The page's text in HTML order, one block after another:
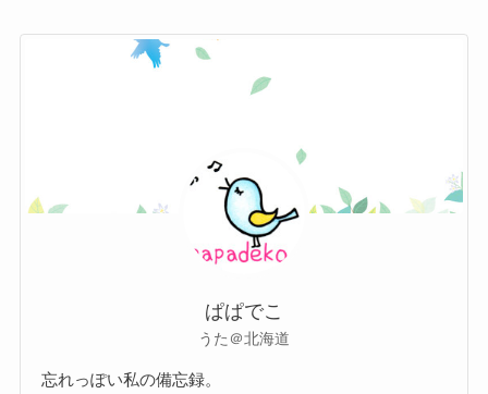
ぱぱでこ
うた＠北海道
忘れっぽい私の備忘録。